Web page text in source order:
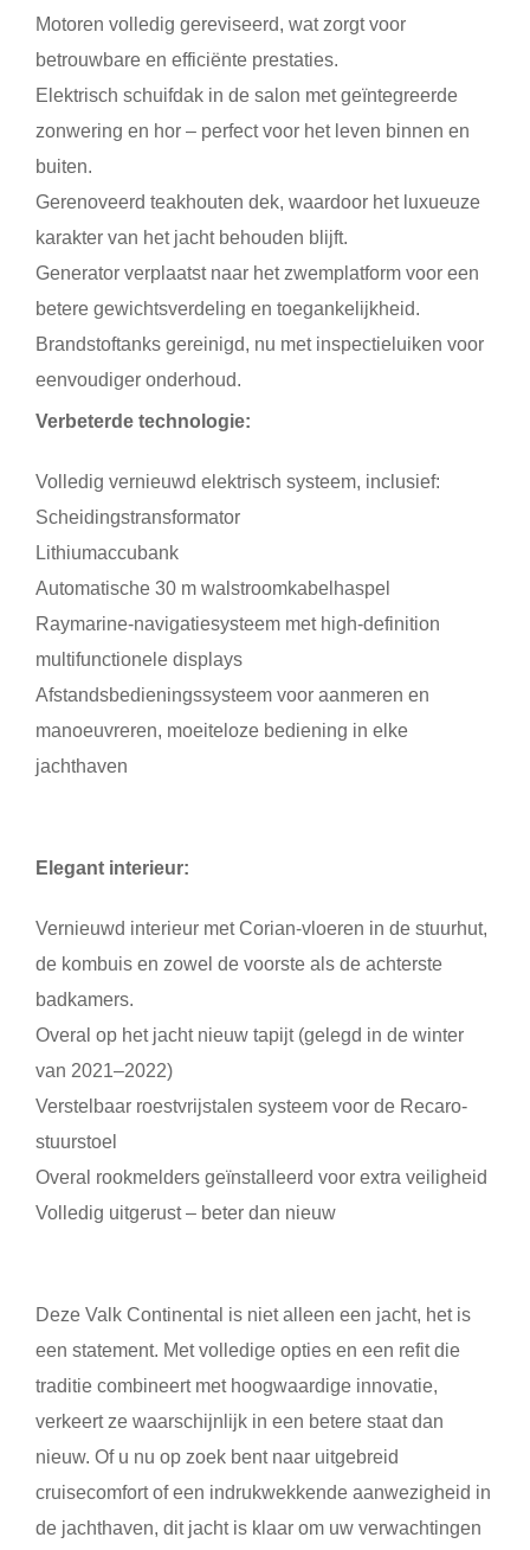
Motoren volledig gereviseerd, wat zorgt voor
betrouwbare en efficiënte prestaties.
Elektrisch schuifdak in de salon met geïntegreerde
zonwering en hor – perfect voor het leven binnen en
buiten.
Gerenoveerd teakhouten dek, waardoor het luxueuze
karakter van het jacht behouden blijft.
Generator verplaatst naar het zwemplatform voor een
betere gewichtsverdeling en toegankelijkheid.
Brandstoftanks gereinigd, nu met inspectieluiken voor
eenvoudiger onderhoud.
Verbeterde technologie:
Volledig vernieuwd elektrisch systeem, inclusief:
Scheidingstransformator
Lithiumaccubank
Automatische 30 m walstroomkabelhaspel
Raymarine-navigatiesysteem met high-definition
multifunctionele displays
Afstandsbedieningssysteem voor aanmeren en
manoeuvreren, moeiteloze bediening in elke
jachthaven
Elegant interieur:
Vernieuwd interieur met Corian-vloeren in de stuurhut,
de kombuis en zowel de voorste als de achterste
badkamers.
Overal op het jacht nieuw tapijt (gelegd in de winter
van 2021–2022)
Verstelbaar roestvrijstalen systeem voor de Recaro-
stuurstoel
Overal rookmelders geïnstalleerd voor extra veiligheid
Volledig uitgerust – beter dan nieuw
Deze Valk Continental is niet alleen een jacht, het is
een statement. Met volledige opties en een refit die
traditie combineert met hoogwaardige innovatie,
verkeert ze waarschijnlijk in een betere staat dan
nieuw. Of u nu op zoek bent naar uitgebreid
cruisecomfort of een indrukwekkende aanwezigheid in
de jachthaven, dit jacht is klaar om uw verwachtingen